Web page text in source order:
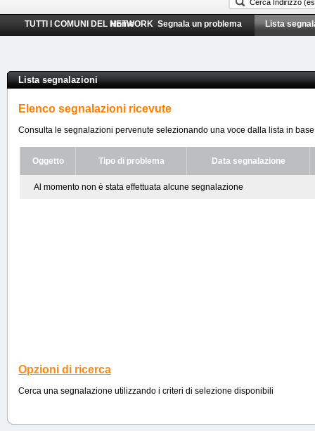
TUTTI I COMUNI DEL NETWORK
Home Segnala un problema Lista
Lista segnalazioni
Elenco segnalazioni ricevute
Consulta le segnalazioni pervenute selezionando una voce dalla lista in
Oggetto Tipo di problema Data segnalazione
Al momento non è stata effettuata alcune segnalazione
Opzioni di ricerca
Cerca una segnalazione utilizzando i criteri di selezione disponibili